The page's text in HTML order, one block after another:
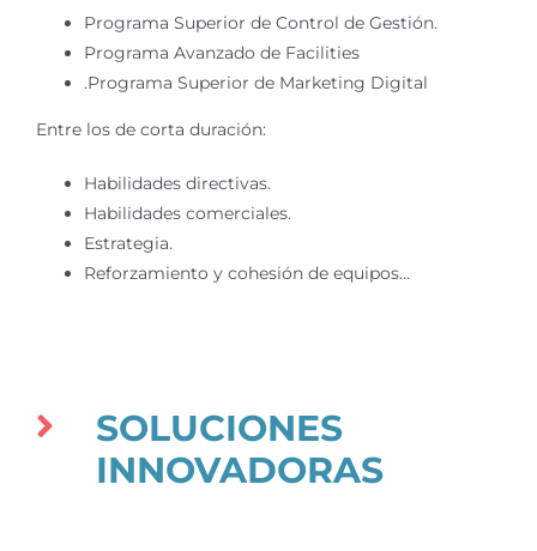
Programa Superior de Control de Gestión.
Programa Avanzado de Facilities
.Programa Superior de Marketing Digital
Entre los de corta duración:
Habilidades directivas.
Habilidades comerciales.
Estrategia.
Reforzamiento y cohesión de equipos…
SOLUCIONES
INNOVADORAS